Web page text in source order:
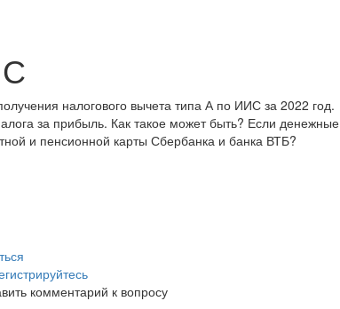
налогового вычета типа А по ИИС за 2022 год.
за прибыль. Как такое может быть? Если денежные
и пенсионной карты Сбербанка и банка ВТБ?
комментарий к вопросу